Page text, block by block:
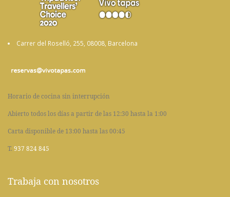
Carrer del Roselló, 255, 08008, Barcelona
Horario de cocina sin interrupción
Abierto todos los días a partir de las 12:30 hasta la 1:00
Carta disponible de 13:00 hasta las 00:45
T. 937 824 845
Trabaja con nosotros